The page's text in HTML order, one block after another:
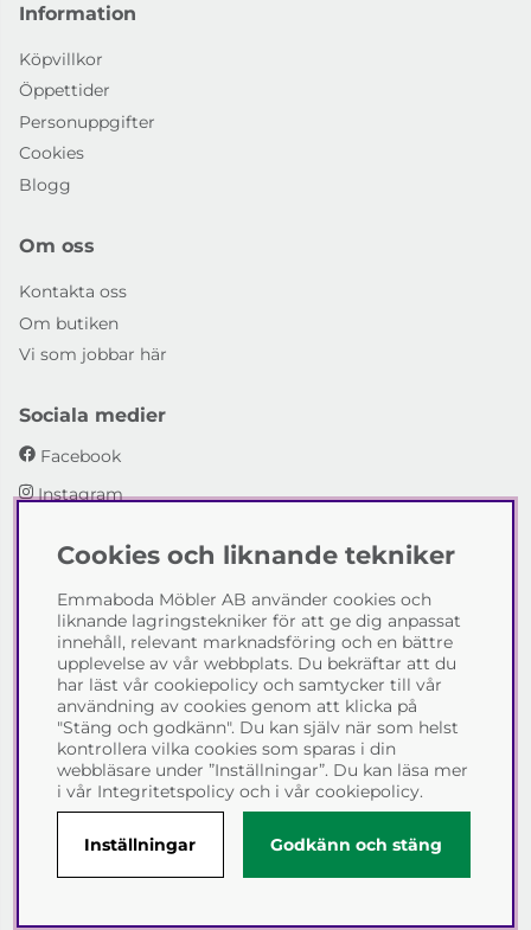
Information
Köpvillkor
Öppettider
Personuppgifter
Cookies
Blogg
Om oss
Kontakta oss
Om butiken
Vi som jobbar här
Sociala medier
Facebook
Instagram
Emmaboda Möbler AB
I fyra generationer har vi hjälpt människor att möblera
sina hem och uppfylla sina inredningsdrömmar med
möbeldesign av högsta kvalitet. Vi vill hjälpa just dig att
skapa ditt drömhem - kontakta gärna oss och berätta
hur vi kan hjälpa dig.
Telefon:0471-13690
E-post:info@emmabodamobler.se
Cookies och liknande tekniker
Emmaboda Möbler AB använder cookies och
liknande lagringstekniker för att ge dig anpassat
innehåll, relevant marknadsföring och en bättre
upplevelse av vår webbplats. Du bekräftar att du
har läst vår cookiepolicy och samtycker till vår
användning av cookies genom att klicka på
"Stäng och godkänn". Du kan själv när som helst
kontrollera vilka cookies som sparas i din
webbläsare under ”Inställningar”. Du kan läsa mer
i vår Integritetspolicy och i vår cookiepolicy.
Inställningar Godkänn och stäng